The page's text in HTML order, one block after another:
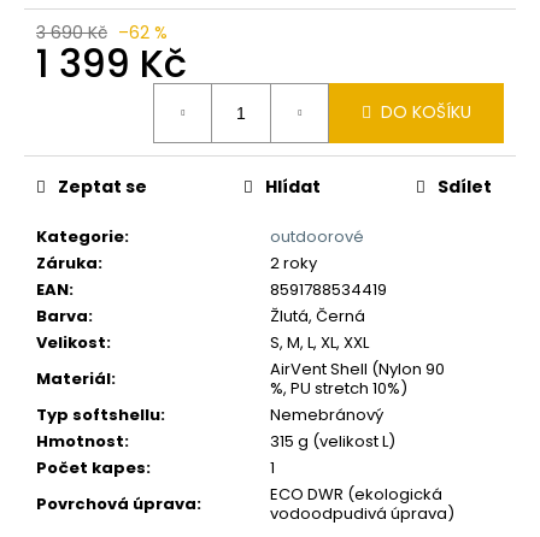
3 690 Kč –62 %
1 399 Kč
DO KOŠÍKU
Kategorie:
outdoorové
Záruka:
2 roky
EAN:
8591788534419
Barva:
Žlutá, Černá
Velikost:
S, M, L, XL, XXL
Materiál:
AirVent Shell (Nylon 90
%, PU stretch 10%)
Typ softshellu:
Nemebránový
Hmotnost:
315 g (velikost L)
Počet kapes:
1
Povrchová úprava:
ECO DWR (ekologická
vodoodpudivá úprava)
Zeptat se Hlídat Sdílet
e
m